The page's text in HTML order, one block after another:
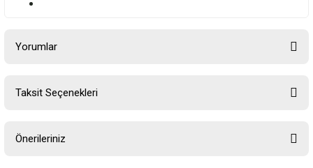
Yorumlar
Taksit Seçenekleri
Önerileriniz